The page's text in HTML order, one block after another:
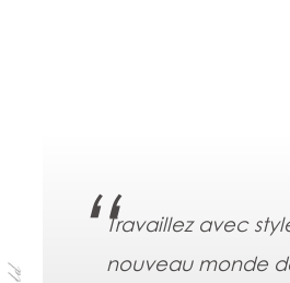
Travaillez avec
nouveau monde